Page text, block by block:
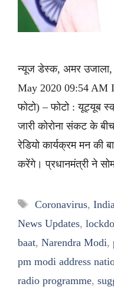
न्यूज डेस्क, अमर उजाला,
May 2020 09:54 AM
फोटो) – फोटो : यूट्यूब
जारी कोरोना संकट के
रेडियो कार्यक्रम मन की
करेंगे। प्रधानमंत्री ने
Tags
Coronavirus,
News Updates,
baat, Narendra Modi,
pm modi address
radio programme,